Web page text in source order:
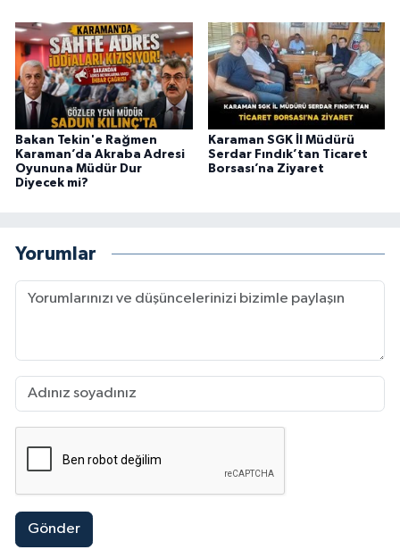
Bakan Tekin'e Rağmen
Karaman’da Akraba Adresi
Oyununa Müdür Dur
Diyecek mi?
Karaman SGK İl Müdürü
Serdar Fındık’tan Ticaret
Borsası’na Ziyaret
Yorumlar
Gönder